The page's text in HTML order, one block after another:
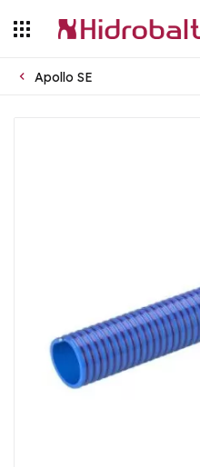
Apollo SE